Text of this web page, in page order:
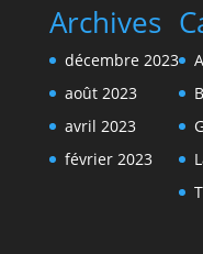
Archives
décembre 2023
août 2023
avril 2023
février 2023